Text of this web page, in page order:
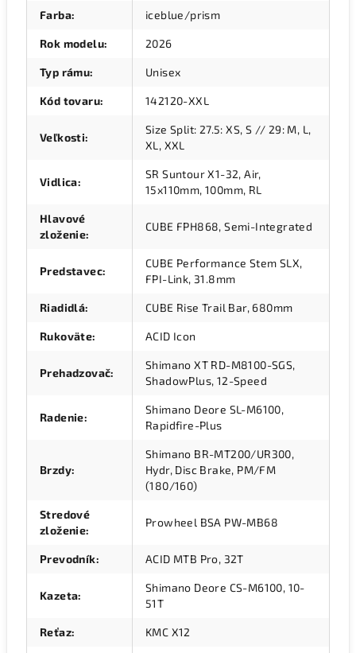
Farba: iceblue/prism
Rok modelu: 2026
Typ rámu: Unisex
Kód tovaru: 142120-XXL
Veľkosti:
Size Split: 27.5: XS, S // 29: M, L,
XL, XXL
Vidlica:
SR Suntour X1-32, Air,
15x110mm, 100mm, RL
Hlavové
zloženie:
CUBE FPH868, Semi-Integrated
Predstavec:
CUBE Performance Stem SLX,
FPI-Link, 31.8mm
Riadidlá: CUBE Rise Trail Bar, 680mm
Rukoväte: ACID Icon
Prehadzovač:
Shimano XT RD-M8100-SGS,
ShadowPlus, 12-Speed
Radenie:
Shimano Deore SL-M6100,
Rapidfire-Plus
Brzdy:
Shimano BR-MT200/UR300,
Hydr, Disc Brake, PM/FM
(180/160)
Stredové
zloženie:
Prowheel BSA PW-MB68
Prevodník: ACID MTB Pro, 32T
Kazeta:
Shimano Deore CS-M6100, 10-
51T
Reťaz: KMC X12